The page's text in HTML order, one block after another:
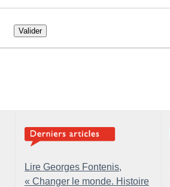
Valider
Lire Georges Fontenis,
« Changer le monde. Histoire